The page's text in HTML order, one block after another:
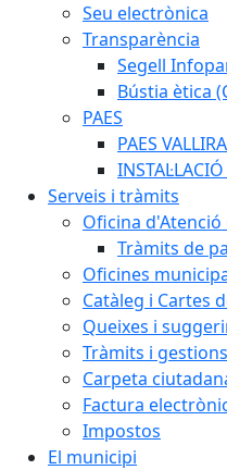
Seu electrònica
Transparència
Segell
Bústia ètica
PAES
PAES
Serveis i tràmits
Oficina d'Atenció
Tràmits de
Oficines
Catàleg i Cartes
Queixes i
Tràmits i gestions
Carpeta
Factura
Impostos
El municipi